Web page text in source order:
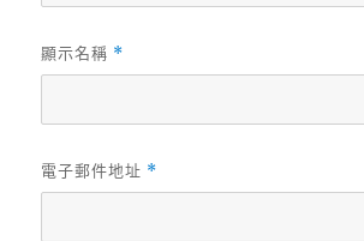
顯示名稱 *
電子郵件地址 *